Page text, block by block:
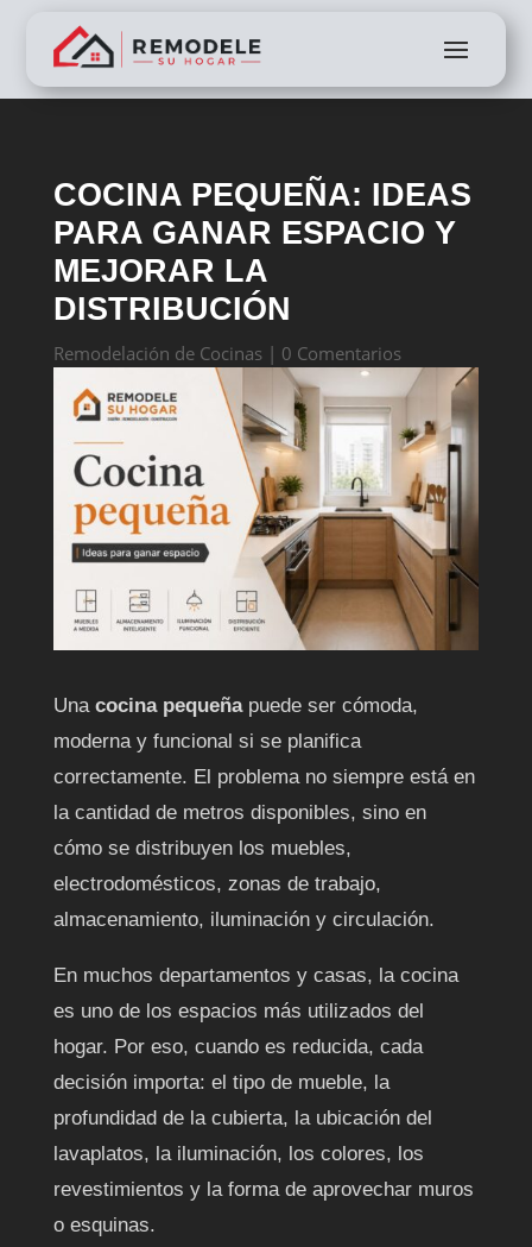
COCINA PEQUEÑA: IDEAS
PARA GANAR ESPACIO Y
MEJORAR LA
DISTRIBUCIÓN
Remodelación de Cocinas| 0 Comentarios
Una cocina pequeñapuede ser cómoda,
moderna y funcional si se planifica
correctamente. El problema no siempre está en
la cantidad de metros disponibles, sino en
cómo se distribuyen los muebles,
electrodomésticos, zonas de trabajo,
almacenamiento, iluminación y circulación.
En muchos departamentos y casas, la cocina
es uno de los espacios más utilizados del
hogar. Por eso, cuando es reducida, cada
decisión importa: el tipo de mueble, la
profundidad de la cubierta, la ubicación del
lavaplatos, la iluminación, los colores, los
revestimientos y la forma de aprovechar muros
o esquinas.